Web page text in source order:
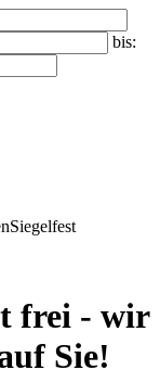
bis:
frei - wir
Sie!